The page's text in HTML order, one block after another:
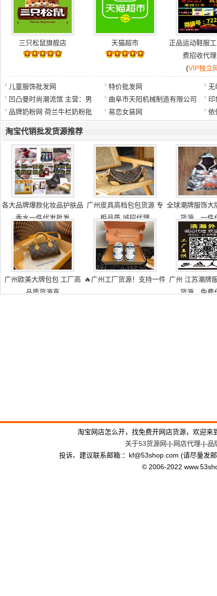
三只松鼠旗舰店 天猫超市
正品运动鞋服
费招收代
(VIP独立
儿童服饰批发网 特价批发网
无
凹凸曼时尚潮流馆 主营：男
曲阜市天阳机械制造有限公司
印
品牌奶粉网 荷兰牛栏奶粉批
易恋女装网 依
淘宝代销批发货源推荐
各大品牌爆款化妆品护肤品
香水一件代发批发
广州皮具高档包包货源 专
柜品质 诚招代理
全球潮牌服饰大
货源，一件
广州欧美大牌包包 工厂高
品质货源直
🔥广州工厂货源！支持一件 广州 江苏潮牌
货源，免费
淘宝网店怎么开，找免费开网店货源，欢迎
关于53货源网-|-网店代理-|-品
投诉、建议联系邮箱:：kf@53shop.com (请尽量发
© 2006-2022